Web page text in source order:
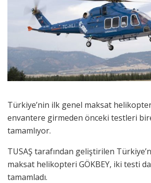
Türkiye’nin ilk genel maksat
envantere girmeden önceki testleri
tamamlıyor.
TUSAŞ tarafından geliştirilen
maksat helikopteri GÖKBEY, iki testi
tamamladı.